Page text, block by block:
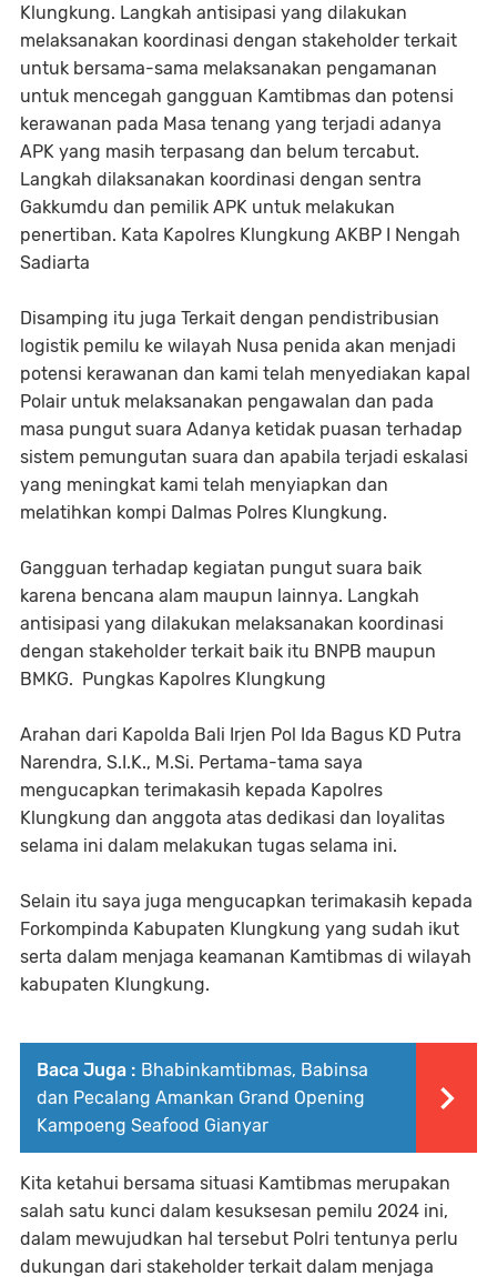
Klungkung. Langkah antisipasi yang dilakukan
melaksanakan koordinasi dengan stakeholder terkait
untuk bersama-sama melaksanakan pengamanan
untuk mencegah gangguan Kamtibmas dan potensi
kerawanan pada Masa tenang yang terjadi adanya
APK yang masih terpasang dan belum tercabut.
Langkah dilaksanakan koordinasi dengan sentra
Gakkumdu dan pemilik APK untuk melakukan
penertiban. Kata Kapolres Klungkung AKBP I Nengah
Sadiarta
Disamping itu juga Terkait dengan pendistribusian
logistik pemilu ke wilayah Nusa penida akan menjadi
potensi kerawanan dan kami telah menyediakan kapal
Polair untuk melaksanakan pengawalan dan pada
masa pungut suara Adanya ketidak puasan terhadap
sistem pemungutan suara dan apabila terjadi eskalasi
yang meningkat kami telah menyiapkan dan
melatihkan kompi Dalmas Polres Klungkung.
Gangguan terhadap kegiatan pungut suara baik
karena bencana alam maupun lainnya. Langkah
antisipasi yang dilakukan melaksanakan koordinasi
dengan stakeholder terkait baik itu BNPB maupun
BMKG. Pungkas Kapolres Klungkung
Arahan dari Kapolda Bali Irjen Pol Ida Bagus KD Putra
Narendra, S.I.K., M.Si. Pertama-tama saya
mengucapkan terimakasih kepada Kapolres
Klungkung dan anggota atas dedikasi dan loyalitas
selama ini dalam melakukan tugas selama ini.
Selain itu saya juga mengucapkan terimakasih kepada
Forkompinda Kabupaten Klungkung yang sudah ikut
serta dalam menjaga keamanan Kamtibmas di wilayah
kabupaten Klungkung.
Baca Juga : Bhabinkamtibmas, Babinsa
dan Pecalang Amankan Grand Opening
Kampoeng Seafood Gianyar
Kita ketahui bersama situasi Kamtibmas merupakan
salah satu kunci dalam kesuksesan pemilu 2024 ini,
dalam mewujudkan hal tersebut Polri tentunya perlu
dukungan dari stakeholder terkait dalam menjaga